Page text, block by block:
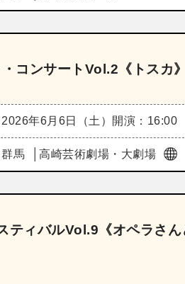
コンサートVol.2《トスカ》
2026年6月6日（土） 開演：16:00
群馬 高崎芸術劇場・大劇場
ティバルVol.9《オペラさ